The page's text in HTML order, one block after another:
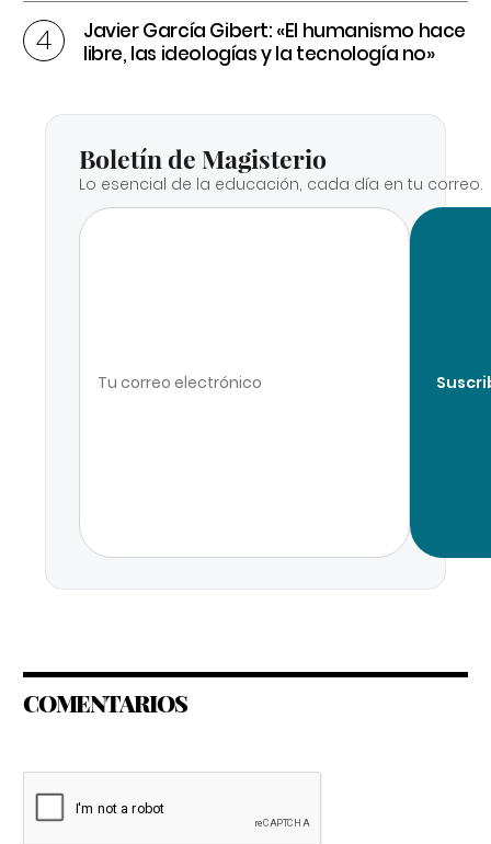
Javier García Gibert: «El humanismo hace
libre, las ideologías y la tecnología no»
Boletín de Magisterio
Lo esencial de la educación, cada día en tu correo.
COMENTARIOS